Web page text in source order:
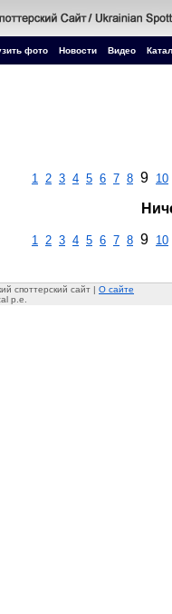
фото Новости Видео
1 2 3 4 5 6 7 8 9 10
1 2 3 4 5 6 7 8 9 10
споттерский сайт | О сайте
p.e.